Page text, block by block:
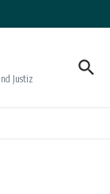
Justiz